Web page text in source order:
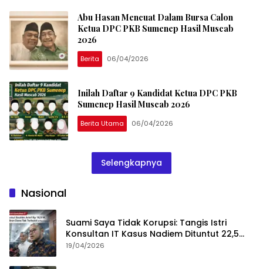
Abu Hasan Mencuat Dalam Bursa Calon
Ketua DPC PKB Sumenep Hasil Muscab
2026
Berita 06/04/2026
Inilah Daftar 9 Kandidat Ketua DPC PKB
Sumenep Hasil Muscab 2026
Berita Utama 06/04/2026
Selengkapnya
Nasional
Suami Saya Tidak Korupsi: Tangis Istri
Konsultan IT Kasus Nadiem Dituntut 22,5
Tahun
19/04/2026